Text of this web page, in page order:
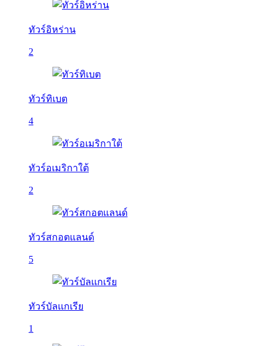
ทัวร์อิหร่าน
2
ทัวร์ทิเบต
4
ทัวร์อเมริกาใต้
2
ทัวร์สกอตแลนด์
5
ทัวร์บัลเเกเรีย
1